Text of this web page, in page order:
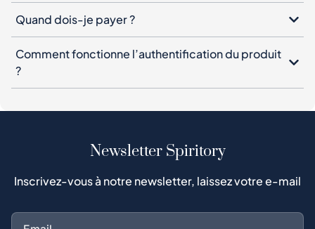
Quand dois-je payer ?
Comment fonctionne l’authentification du produit
?
Newsletter Spiritory
Inscrivez-vous à notre newsletter, laissez votre e-mail